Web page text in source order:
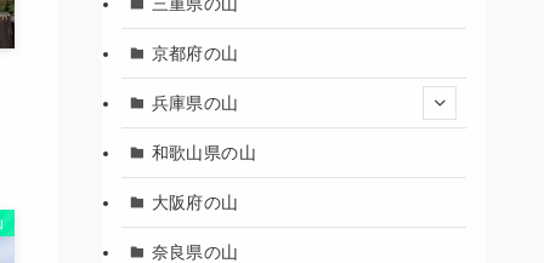
京都府の山
兵庫県の山
和歌山県の山
大阪府の山
奈良県の山